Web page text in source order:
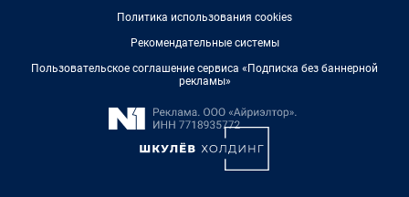
Политика использования cookies
Рекомендательные системы
Пользовательское соглашение сервиса «Подписка без баннерной
рекламы»